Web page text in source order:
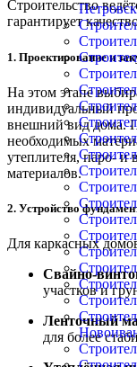
Строительство
гарантирует
1. Проектирование и
На этом этапе
индивидуальный
внешний вид дома.
необходимых
утеплителя, паро- и
материалов.
2. Устройство
Для каркасных
Свайно-
участков и
Ленточный
для более